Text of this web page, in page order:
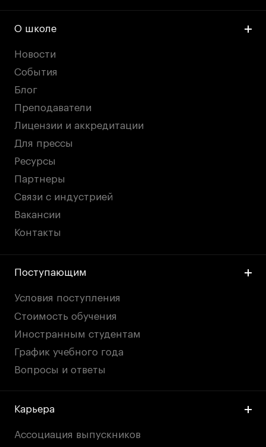
О школе
Новости
События
Блог
Преподаватели
Лицензии и аккредитации
Для прессы
Ресурсы
Партнеры
Связи с индустрией
Вакансии
Контакты
Поступающим
Условия поступления
Стоимость обучения
Иностранным студентам
График учебного года
Вопросы и ответы
Карьера
Ассоциация выпускников